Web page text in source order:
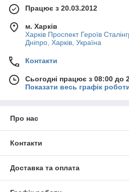
Працює з 20.03.2012
м. Харків
Харків Проспект Героїв
Дніпро, Харків, Україна
Контакти
Сьогодні працює з 08:00 до
Показати весь графік
Про нас
Контакти
Доставка та оплата